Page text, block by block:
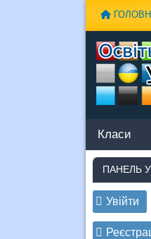
Класи
ПАНЕЛЬ
Увійти